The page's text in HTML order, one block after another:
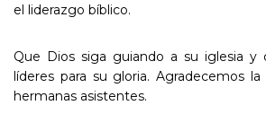
el liderazgo bíblico.
Que Dios siga guiando a su iglesia y
líderes para su gloria. Agradecemos
hermanas asistentes.